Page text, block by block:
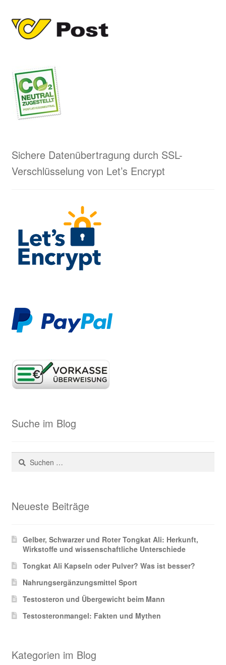
Sichere Datenübertragung durch SSL-
Verschlüsselung von Let’s Encrypt
Suche im Blog
Suchen
nach:
Neueste Beiträge
Gelber, Schwarzer und Roter Tongkat Ali: Herkunft,
Wirkstoffe und wissenschaftliche Unterschiede
Tongkat Ali Kapseln oder Pulver? Was ist besser?
Nahrungsergänzungsmittel Sport
Testosteron und Übergewicht beim Mann
Testosteronmangel: Fakten und Mythen
Kategorien im Blog